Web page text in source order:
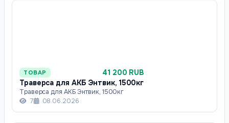
ТОВАР
41 200 RUB
Траверса для АКБ Энтвик, 1500кг
Траверса для АКБ Энтвик, 1500кг
7
08.06.2026